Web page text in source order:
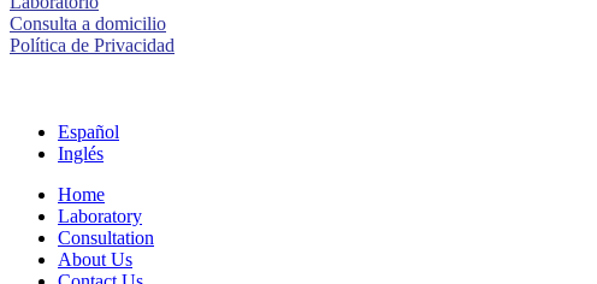
Consulta a domicilio
Política de Privacidad
Español
Inglés
Home
Laboratory
Consultation
About Us